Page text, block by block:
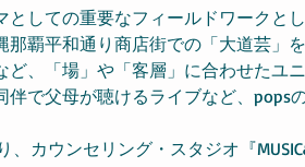
としての重要なフィールドワークと
那覇平和通り商店街での「大道芸」
ど、「場」や「客層」に合わせたユ
伴で父母が聴けるライブなど、pops
、カウンセリング・スタジオ『